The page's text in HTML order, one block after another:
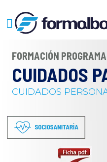
FORMACIÓN
CUIDADOS
CUIDADOS